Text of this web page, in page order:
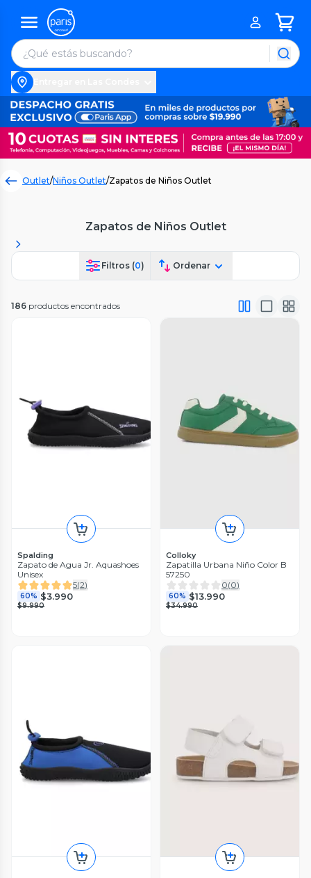
Outlet/Niños Outlet/Zapatos de Niños Outlet
Zapatos de Niños Outlet
Filtros (0) Ordenar
186 productos encontrados
Spalding
Zapato de Agua Jr. Aquashoes
Unisex
5(2)
60% $3.990
$9.990
Colloky
Zapatilla Urbana Niño Color B
57250
0(0)
60% $13.990
$34.990